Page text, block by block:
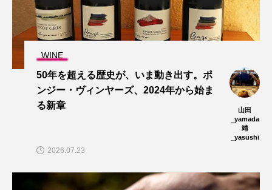
WINE
50年を超える歴史が、いま動き出す。ポ
ンジー・ヴィンヤーズ、2024年から始ま
る新章
山田
_yamada
靖
_yasushi
2026.07.23